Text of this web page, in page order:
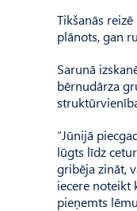
Tikšanās
plānots, gan
Sarunā
bērnudārza
“Jūnijā
lūgts līdz
gribēja zināt,
iecere noteikt
pieņemts